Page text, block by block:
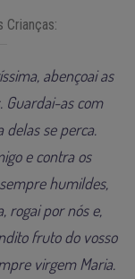
Crianças:
abençoai as
Guardai-as com
se perca.
e contra os
humildes,
rogai por nós e,
fruto do vosso
virgem Maria.